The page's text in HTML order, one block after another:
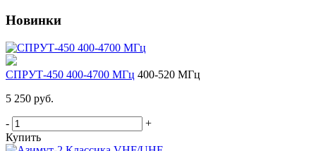
Новинки
СПРУТ-450 400-4700 МГц 400-520 МГц
5 250 руб.
-
+
Купить